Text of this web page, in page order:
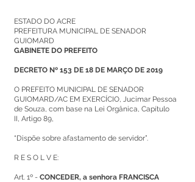
ESTADO DO ACRE
PREFEITURA MUNICIPAL DE SENADOR
GUIOMARD
GABINETE DO PREFEITO
DECRETO Nº 153 DE 18 DE MARÇO DE 2019
O PREFEITO MUNICIPAL DE SENADOR
GUIOMARD/AC EM EXERCÍCIO, Jucimar Pessoa
de Souza, com base na Lei Orgânica, Capítulo
II, Artigo 89,
“Dispõe sobre afastamento de servidor”.
R E S O L V E:
Art. 1º - CONCEDER, a senhora FRANCISCA